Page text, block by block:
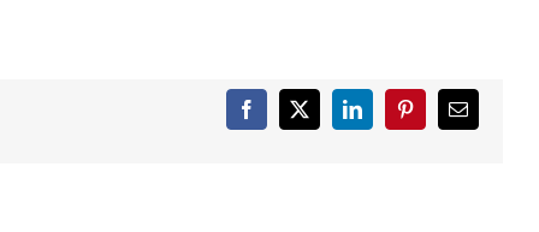
Facebook
X LinkedInPinterestCorreo
electrónico